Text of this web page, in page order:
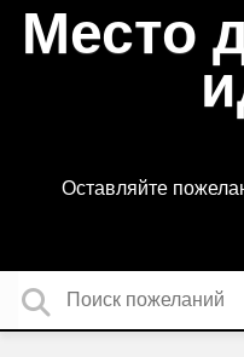
Место
Оставляйте